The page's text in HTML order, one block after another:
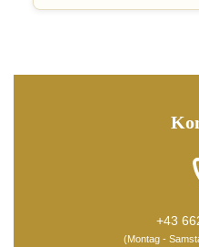
+43
(Montag -